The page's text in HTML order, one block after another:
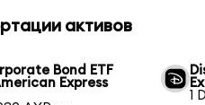
активов
Bond ETF
Express
1